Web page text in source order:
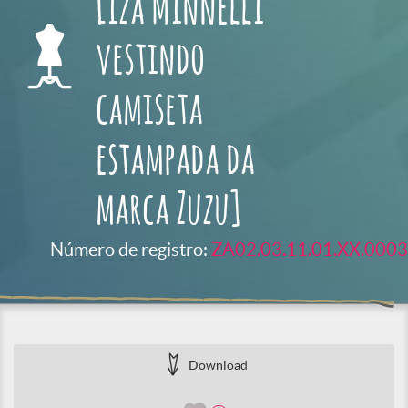
Liza Minnelli
vestindo
camiseta
estampada da
marca Zuzu]
Número de registro: ZA02.03.11.01.XX.0003
Download